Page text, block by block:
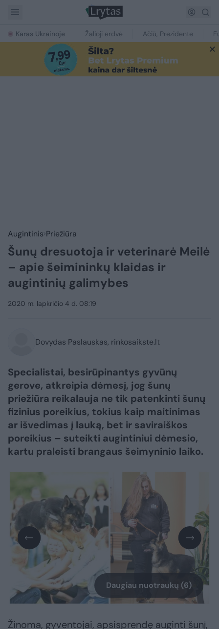
Karas Ukrainoje Žalioji erdvė Ačiū, Prezidente
Augintinis Priežiūra
Šunų dresuotoja ir veterinarė Meilė
– apie šeimininkų klaidas ir
augintinių galimybes
2020 m. lapkričio 4 d. 08:19
Dovydas Paslauskas, rinkosaikste.lt
Specialistai, besirūpinantys gyvūnų
gerove, atkreipia dėmesį, jog šunų
priežiūra reikalauja ne tik patenkinti šunų
fizinius poreikius, tokius kaip maitinimas
ar išvedimas į lauką, bet ir saviraiškos
poreikius – suteikti augintiniui dėmesio,
kartu praleisti brangaus šeimyninio laiko.
Daugiau nuotraukų (6)
Žinoma, gyventojai, apsisprendę auginti šunį,